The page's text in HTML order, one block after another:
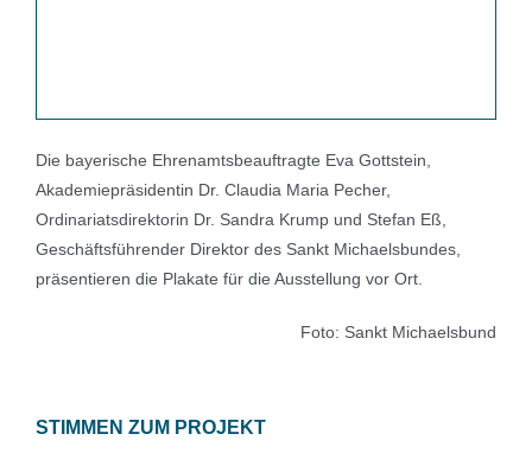
Die bayerische Ehrenamtsbeauftragte Eva Gottstein,
Akademiepräsidentin Dr. Claudia Maria Pecher,
Ordinariatsdirektorin Dr. Sandra Krump und Stefan Eß,
Geschäftsführender Direktor des Sankt Michaelsbundes,
präsentieren die Plakate für die Ausstellung vor Ort.
Foto: Sankt Michaelsbund
STIMMEN ZUM PROJEKT